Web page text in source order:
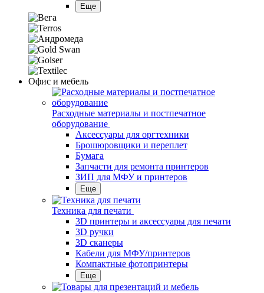
Еще
Офис и мебель
Расходные материалы и постпечатное
оборудование
Аксессуары для оргтехники
Брошюровщики и переплет
Бумага
Запчасти для ремонта принтеров
ЗИП для МФУ и принтеров
Еще
Техника для печати
3D принтеры и аксессуары для печати
3D ручки
3D сканеры
Кабели для МФУ/принтеров
Компактные фотопринтеры
Еще